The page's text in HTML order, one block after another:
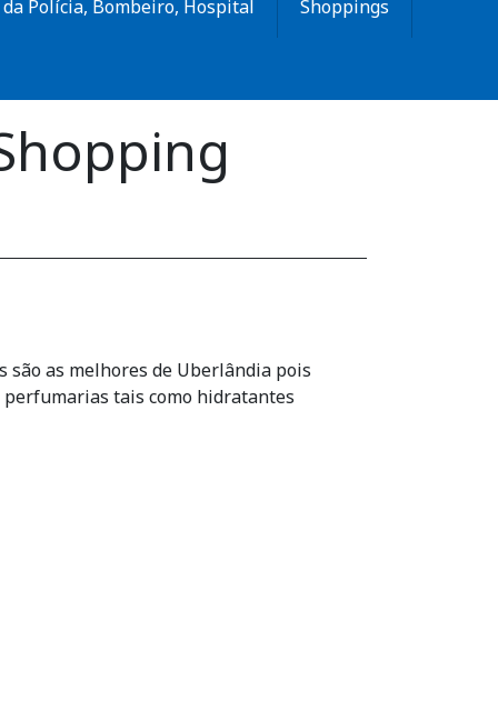
Polícia, Bombeiro, Hospital Shoppings
são as melhores de Uberlândia pois
tais como hidratantes